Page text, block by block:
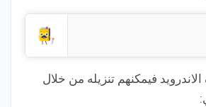
فيمكنهم تنزيله من خلال